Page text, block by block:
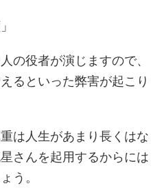
の役者が演じますので、
るといった弊害が起こり
は人生があまり長くはな
さんを起用するからには
う。